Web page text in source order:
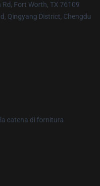
Fort Worth, TX 76109
Qingyang District, Chengdu
catena di fornitura